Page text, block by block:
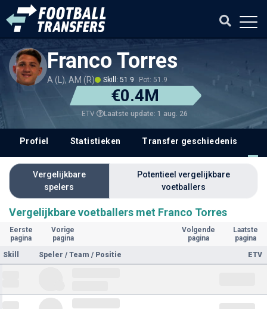
Franco Torres
A (L), AM (R) Skill: 51.9 Pot: 51.9
€0.4M
ETV Laatste update: 1 aug. 26
Profiel Statistieken Transfer geschiedenis
Vergelijkbare
spelers
Potentieel vergelijkbare
voetballers
Vergelijkbare voetballers met Franco Torres
Eerste
pagina
Vorige
pagina
Volgende
pagina
Laatste
pagina
Skill
Speler / Team / Positie ETV